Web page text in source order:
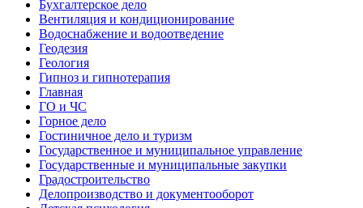
Бухгалтерское дело
Вентиляция и кондиционирование
Водоснабжение и водоотведение
Геодезия
Геология
Гипноз и гипнотерапия
Главная
ГО и ЧС
Горное дело
Гостиничное дело и туризм
Государственное и муниципальное управление
Государственные и муниципальные закупки
Градостроительство
Делопроизводство и документооборот